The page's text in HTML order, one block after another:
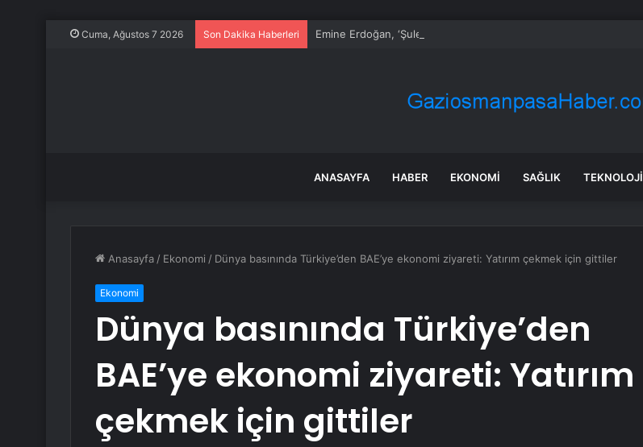
Cuma, Ağustos 7 2026 Son Dakika Haberleri Emine Erdoğan, ‘Şule: Senin Hikayen’ dizisini övdü
ANASAYFA HABER EKONOMI SAĞLIK TEKNOLOJI
Anasayfa / Ekonomi / Dünya basınında Türkiye’den BAE’ye ekonomi ziyareti: Yatırım çekmek için gittiler
Ekonomi
Dünya basınında Türkiye’den
BAE’ye ekonomi ziyareti: Yatırım
çekmek için gittiler